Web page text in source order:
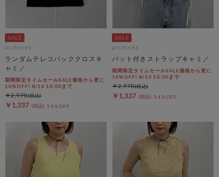
archives
ランダムテレコバッククロスキ
ャミ／
期間限定タイムセールSALE価格から更に
10%OFF! 8/10 10:00まで
￥1,337 54％OFF
￥2,970
archives
パット付きストラップキャミ／
期間限定タイムセールSALE価格から更に
10%OFF! 8/10 10:00まで
￥1,337 54％OFF
￥2,970